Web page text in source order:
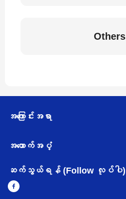
Others
အကြောင်းအရာ
အထောက်အပံ့
ဆက်သွယ်ရန် (Follow လုပ်ပါ)